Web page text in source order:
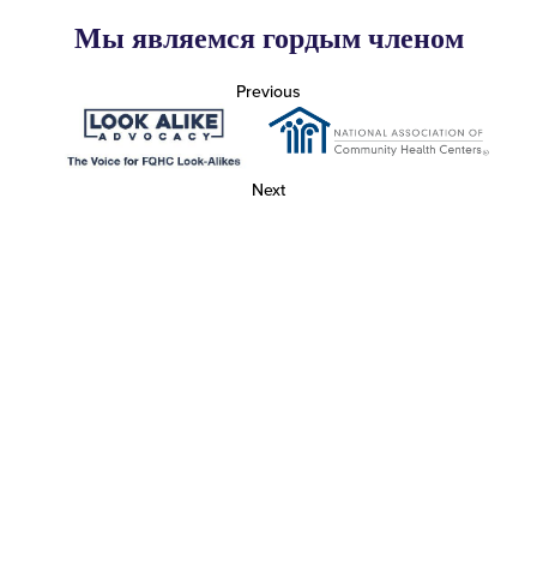
Мы являемся гордым членом
Previous
Next